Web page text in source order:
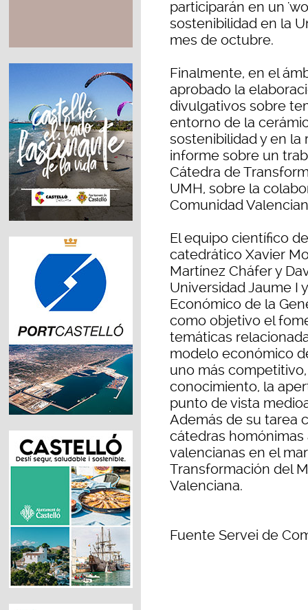
participarán en un
sostenibilidad en la
mes de octubre.
Finalmente, en el
aprobado la
divulgativos sobre
entorno de la
sostenibilidad y en la
informe sobre un
Cátedra de
UMH, sobre la
Comunidad
El equipo científico
catedrático Xavier
Martínez Cháfer y
Universidad Jaume I
Económico de la
como objetivo el
temáticas
modelo económico
uno más
conocimiento, la
punto de vista
Además de su tarea
cátedras
valencianas en el
Transformación del
Valenciana.
Fuente Servei de